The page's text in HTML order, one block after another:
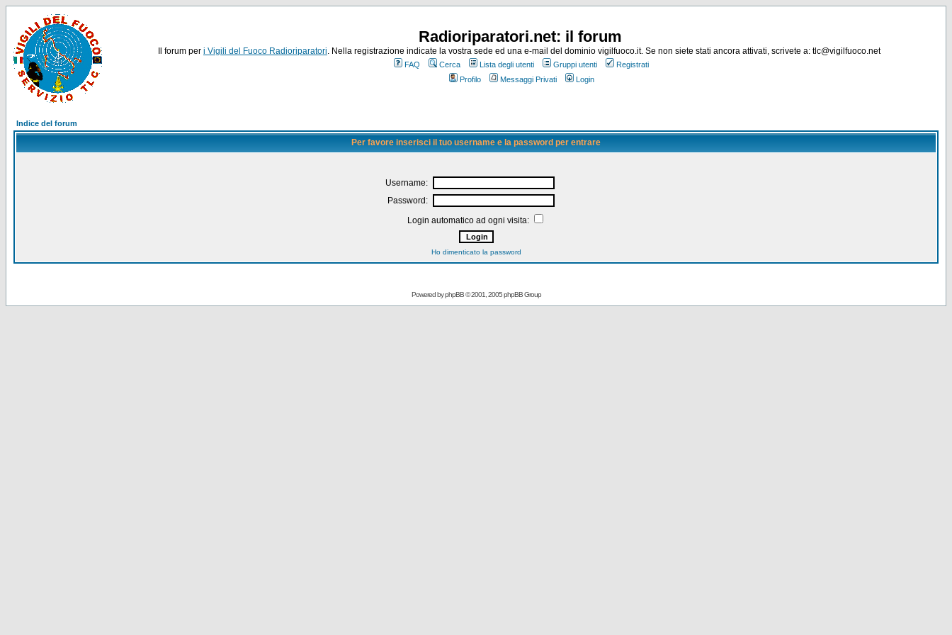
Radioriparatori.net: il forum
Il forum per i Vigili del Fuoco Radioriparatori. Nella registrazione indicate la vostra sede ed una e-mail del dominio vigilfuoco.it. Se non siete stati ancora attivati, scrivete a: tlc@vigilfuoco.net
FAQ Cerca Lista degli utenti Gruppi utenti
Registrati
Profilo
Messaggi Privati Login
Indice del forum
Per favore inserisci il tuo username e la password per entrare
Username:
Password:
Login automatico ad ogni visita:
Ho dimenticato la password
Powered byphpBB© 2001, 2005 phpBB Group